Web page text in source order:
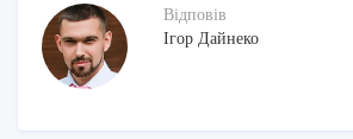
Відповів
Ігор Дайнеко